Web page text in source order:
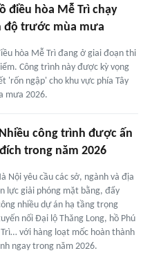
điều hòa Mễ Trì chạy
độ trước mùa mưa
hòa Mễ Trì đang ở giai đoạn thi
Công trình này được kỳ vọng
'rốn ngập' cho khu vực phía Tây
mưa 2026.
công trình được ấn
trong năm 2026
Nội yêu cầu các sở, ngành và địa
lực giải phóng mặt bằng, đẩy
nhiều dự án hạ tầng trọng
nối Đại lộ Thăng Long, hồ Phú
với hàng loạt mốc hoàn thành
ngay trong năm 2026.